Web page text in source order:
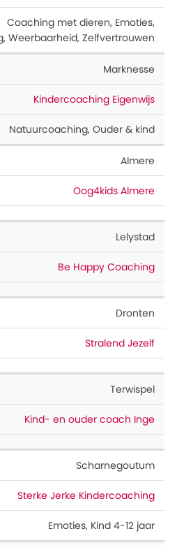
Coaching met dieren, Emoties,
, Weerbaarheid, Zelfvertrouwen
Marknesse
Kindercoaching Eigenwijs
Natuurcoaching, Ouder & kind
Almere
Oog4kids Almere
Lelystad
Be Happy Coaching
Dronten
Stralend Jezelf
Terwispel
Kind- en ouder coach Inge
Scharnegoutum
Sterke Jerke Kindercoaching
Emoties, Kind 4-12 jaar